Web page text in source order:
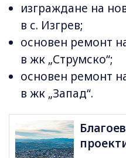
изграждане на
в с. Изгрев;
основен ремонт
в жк „Струмско“;
основен ремонт
в жк „Запад“.